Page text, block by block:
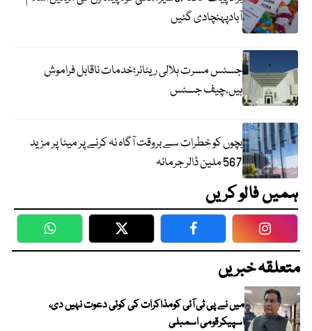
آبادپہنچادی گئیں
جسٹس مسرت ہلالی ریٹائر؛خدمات ناقابل فراموش
ہیں،چیف جسٹس
بچوں کو خطرات سے بروقت آگاہ نہ کرنے پر میٹا پر مزید
567 ملین ڈالر جرمانہ
ہمیں فالو کریں
WhatsApp Twitter Facebook
متعلقہ خبریں
میں نے پی ٹی آئی کومذاکرات کی کوئی دعوت نہیں دی،
اسپیکرقومی اسمبلی